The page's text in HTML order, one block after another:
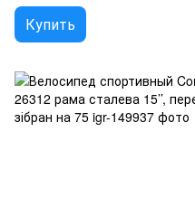
Купить